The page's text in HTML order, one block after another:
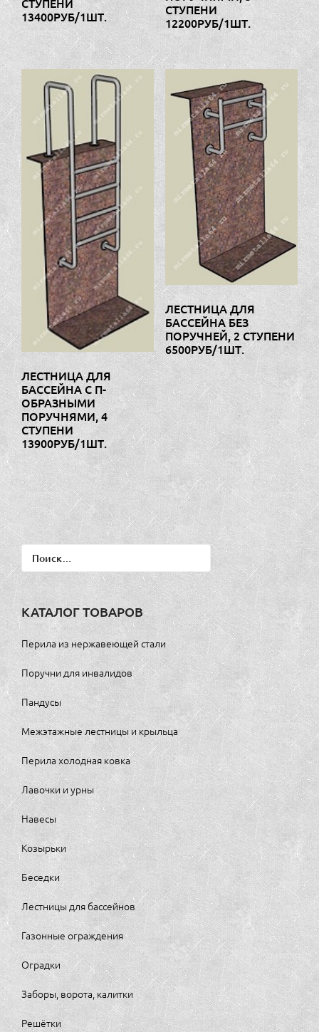
13400РУБ/1ШТ.
СТУПЕНИ
12200РУБ/1ШТ.
ЛЕСТНИЦА ДЛЯ
БАССЕЙНА С П-
ОБРАЗНЫМИ
ПОРУЧНЯМИ, 4
СТУПЕНИ
13900РУБ/1ШТ.
ЛЕСТНИЦА ДЛЯ
БАССЕЙНА БЕЗ
ПОРУЧНЕЙ, 2 СТУПЕНИ
6500РУБ/1ШТ.
Найти:
КАТАЛОГ ТОВАРОВ
Перила из нержавеющей стали
Поручни для инвалидов
Пандусы
Межэтажные лестницы и крыльца
Перила холодная ковка
Лавочки и урны
Навесы
Козырьки
Беседки
Лестницы для бассейнов
Газонные ограждения
Оградки
Заборы, ворота, калитки
Решётки